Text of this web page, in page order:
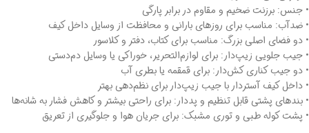
• جنس: برزنت ضخیم و مقاوم در برابر پارگی
• ضدآب: مناسب برای روزهای بارانی و محافظت از وسایل داخل کیف
• دو فضای اصلی بزرگ: مناسب برای کتاب، دفتر و کلاسور
• جیب جلویی زیپ‌دار: برای لوازم‌التحریر، خوراکی یا وسایل دم‌دستی
• دو جیب کناری کش‌دار: برای قمقمه یا بطری آب
• داخل کیف آستر‌دار با جیب زیپ‌دار برای نظم‌دهی بهتر
• بندهای پشتی قابل تنظیم و پددار: برای راحتی بیشتر و کاهش فشار به شانه‌ها
• پشت کوله طبی و توری مشبک: برای جریان هوا و جلوگیری از تعریق